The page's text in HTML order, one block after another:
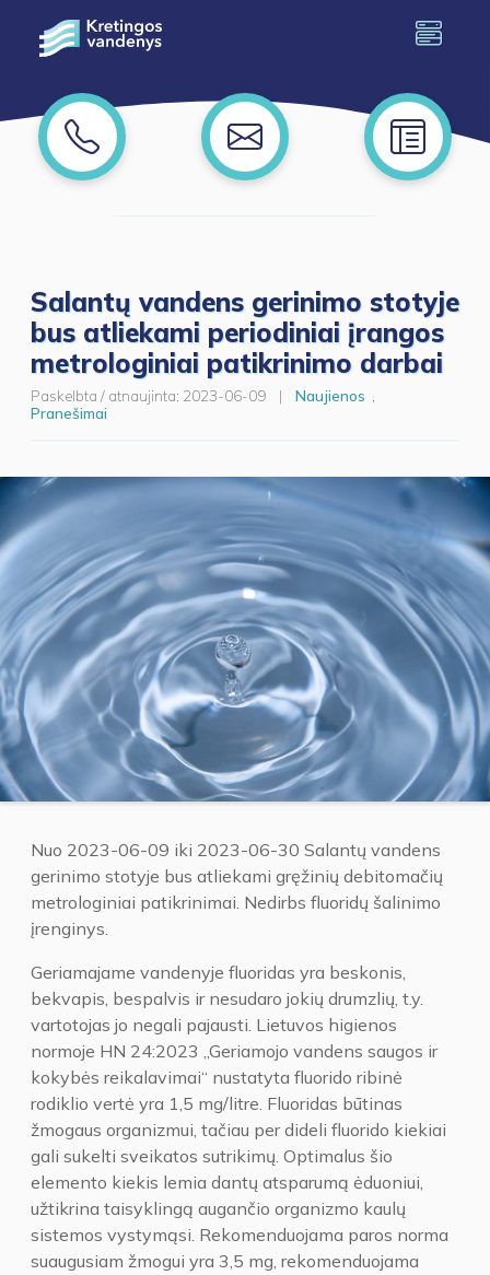
Salantų vandens gerinimo stotyje
bus atliekami periodiniai įrangos
metrologiniai patikrinimo darbai
Paskelbta / atnaujinta: 2023-06-09 | Naujienos
Pranešimai
Nuo 2023-06-09 iki 2023-06-30 Salantų vandens
gerinimo stotyje bus atliekami gręžinių debitomačių
metrologiniai patikrinimai. Nedirbs fluoridų šalinimo
įrenginys.
Geriamajame vandenyje fluoridas yra beskonis,
bekvapis, bespalvis ir nesudaro jokių drumzlių, t.y.
vartotojas jo negali pajausti. Lietuvos higienos
normoje HN 24:2023 „Geriamojo vandens saugos ir
kokybės reikalavimai“ nustatyta fluorido ribinė
rodiklio vertė yra 1,5 mg/litre. Fluoridas būtinas
žmogaus organizmui, tačiau per dideli fluorido kiekiai
gali sukelti sveikatos sutrikimų. Optimalus šio
elemento kiekis lemia dantų atsparumą ėduoniui,
užtikrina taisyklingą augančio organizmo kaulų
sistemos vystymąsi. Rekomenduojama paros norma
suaugusiam žmogui yra 3,5 mg, rekomenduojama